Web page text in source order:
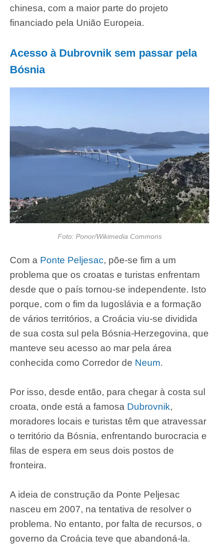
chinesa, com a maior parte do projeto
financiado pela União Europeia.
Acesso à Dubrovnik sem passar pela
Bósnia
Foto: Ponor/Wikimedia Commons
Com a Ponte Peljesac, põe-se fim a um
problema que os croatas e turistas enfrentam
desde que o país tornou-se independente. Isto
porque, com o fim da Iugoslávia e a formação
de vários territórios, a Croácia viu-se dividida
de sua costa sul pela Bósnia-Herzegovina, que
manteve seu acesso ao mar pela área
conhecida como Corredor de Neum.
Por isso, desde então, para chegar à costa sul
croata, onde está a famosa Dubrovnik,
moradores locais e turistas têm que atravessar
o território da Bósnia, enfrentando burocracia e
filas de espera em seus dois postos de
fronteira.
A ideia de construção da Ponte Peljesac
nasceu em 2007, na tentativa de resolver o
problema. No entanto, por falta de recursos, o
governo da Croácia teve que abandoná-la.